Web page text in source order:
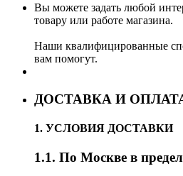
Вы можете задать любой
товару или работе магазина.
Наши квалифицированные
вам помогут.
ДОСТАВКА И
1. УСЛОВИЯ ДОСТАВКИ
1.1. По Москве в